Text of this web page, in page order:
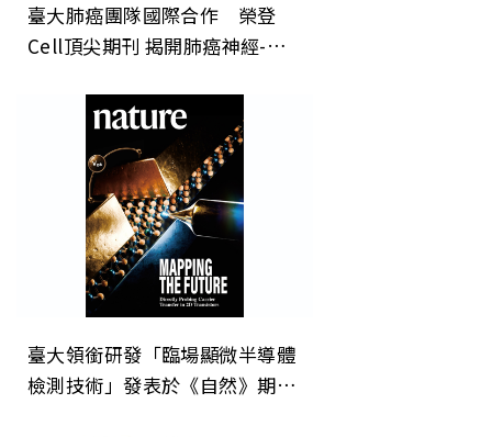
臺大肺癌團隊國際合作 榮登
Cell頂尖期刊 揭開肺癌神經-免
電」新方向
臺大領銜研發「臨場顯微半導體
檢測技術」發表於《自然》期